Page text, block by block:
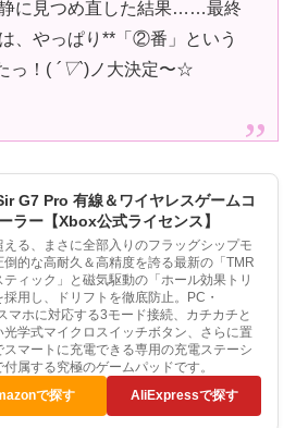
に見つめ直した結果……最終
、やっぱり**「②番」という
っ！( ´▽`)ノ大決定〜☆
G7 Pro 有線＆ワイヤレスゲームコ
ラー【Xbox公式ライセンス】
える、まさに全部入りのフラッグシップモ
倒的な高耐久＆高精度を誇る最新の「TMR
ティック」と磁気駆動の「ホール効果トリ
採用し、ドリフトを徹底防止。PC・
マホに対応する3モード接続、カチカチと
光学式マイクロスイッチボタン、さらに置
スマートに充電できる専用の充電ステーシ
付属する究極のゲームパッドです。
で探す
AliExpressで探す